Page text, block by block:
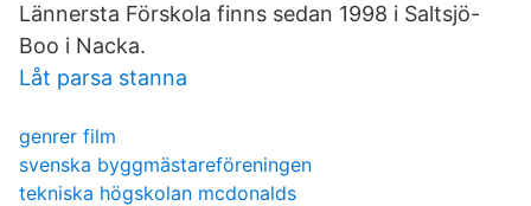
Lännersta Förskola finns sedan 1998 i Saltsjö-
Boo i Nacka.
Låt parsa stanna
genrer film
svenska byggmästareföreningen
tekniska högskolan mcdonalds